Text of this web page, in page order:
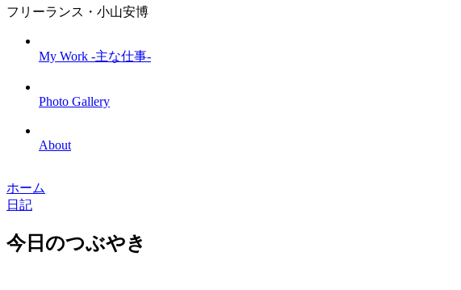
フリーランス・小山安博
My Work -主な仕事-
Photo Gallery
About
ホーム
日記
今日のつぶやき